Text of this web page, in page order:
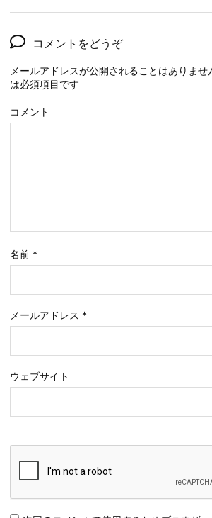
コメントをどうぞ
メールアドレスが公開されることはありませ
は必須項目です
コメント
名前 *
メールアドレス *
ウェブサイト